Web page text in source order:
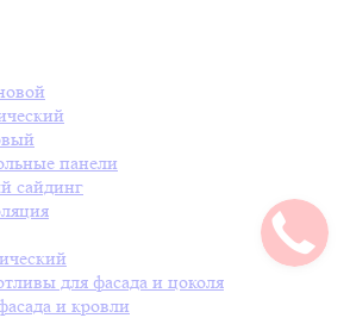
панели
сайдинг
для фасада и цоколя
и кровли